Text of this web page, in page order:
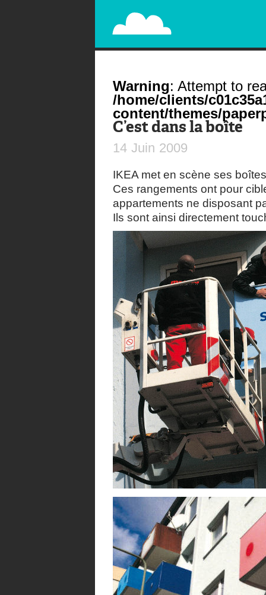
PAPERPLANE
STREET, AMBIENT, GUÉRILLA MARKETING
Warning: Attempt to
/home/clients/
content/themes/
C’est dans la boîte
14 Juin 2009
IKEA met en scène ses
Ces rangements ont pour
appartements ne disposant
Ils sont ainsi directement